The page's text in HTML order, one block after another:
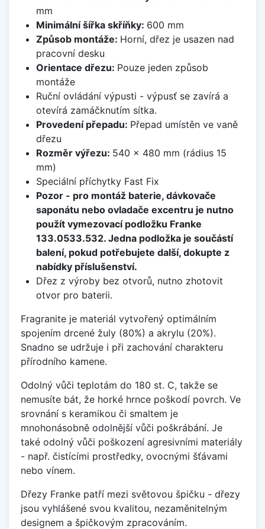
mm
Minimální šířka skříňky: 600 mm
Způsob montáže: Horní, dřez je usazen nad
pracovní desku
Orientace dřezu: Pouze jeden způsob
montáže
Ruční ovládání výpusti - výpusť se zavírá a
otevírá zamáčknutím sítka.
Provedení přepadu: Přepad umístěn ve vaně
dřezu
Rozměr výřezu: 540 x 480 mm (rádius 15
mm)
Speciální příchytky Fast Fix
Pozor - pro montáž baterie, dávkovače
saponátu nebo ovladače excentru je nutno
použít vymezovací podložku Franke
133.0533.532. Jedna podložka je součástí
balení, pokud potřebujete další, dokupte z
nabídky příslušenství.
Dřez z výroby bez otvorů, nutno zhotovit
otvor pro baterii.
Fragranite je materiál vytvořený optimálním
spojením drcené žuly (80%) a akrylu (20%).
Snadno se udržuje i při zachování charakteru
přírodního kamene.
Odolný vůči teplotám do 180 st. C, takže se
nemusíte bát, že horké hrnce poškodí povrch. Ve
srovnání s keramikou či smaltem je
mnohonásobně odolnější vůči poškrábání. Je
také odolný vůči poškození agresivními materiály
- např. čistícími prostředky, ovocnými šťávami
nebo vínem.
Dřezy Franke patří mezi světovou špičku - dřezy
jsou vyhlášené svou kvalitou, nezaměnitelným
designem a špičkovým zpracováním.